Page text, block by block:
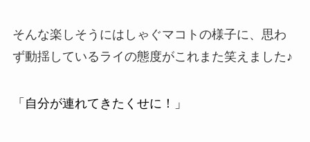
そんな楽しそうにはしゃぐマコトの様子に、思わ
ず動揺しているライの態度がこれまた笑えました♪
「自分が連れてきたくせに！」